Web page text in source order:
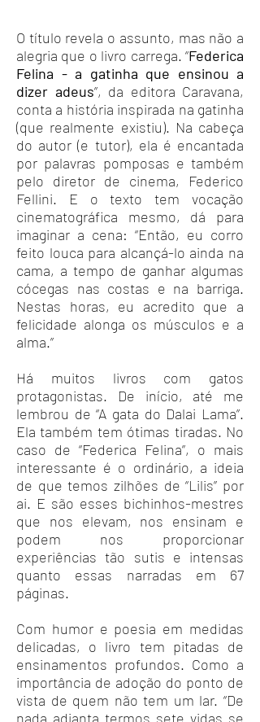
O título revela o assunto, mas não a
alegria que o livro carrega. “Federica
Felina - a gatinha que ensinou a
dizer adeus”, da editora Caravana,
conta a história inspirada na gatinha
(que realmente existiu). Na cabeça
do autor (e tutor), ela é encantada
por palavras pomposas e também
pelo diretor de cinema, Federico
Fellini. E o texto tem vocação
cinematográfica mesmo, dá para
imaginar a cena: “Então, eu corro
feito louca para alcançá-lo ainda na
cama, a tempo de ganhar algumas
cócegas nas costas e na barriga.
Nestas horas, eu acredito que a
felicidade alonga os músculos e a
alma.”
Há muitos livros com gatos
protagonistas. De início, até me
lembrou de “A gata do Dalai Lama”.
Ela também tem ótimas tiradas. No
caso de “Federica Felina”, o mais
interessante é o ordinário, a ideia
de que temos zilhões de “Lilis” por
ai. E são esses bichinhos-mestres
que nos elevam, nos ensinam e
podem nos proporcionar
experiências tão sutis e intensas
quanto essas narradas em 67
páginas.
Com humor e poesia em medidas
delicadas, o livro tem pitadas de
ensinamentos profundos. Como a
importância de adoção do ponto de
vista de quem não tem um lar. “De
nada adianta termos sete vidas se